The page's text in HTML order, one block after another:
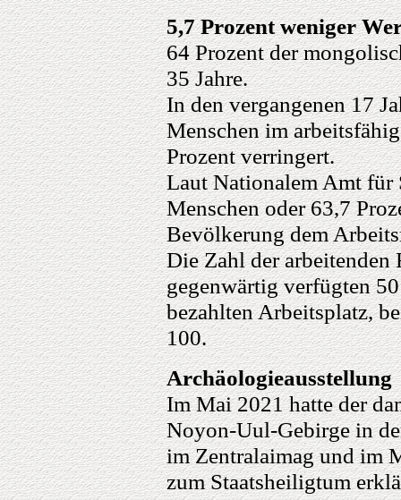
5,7 Prozent weniger
64 Prozent der
35 Jahre.
In den vergangenen 17
Menschen im
Prozent verringert.
Laut Nationalem Amt
Menschen oder 63,7
Bevölkerung dem
Die Zahl der arbeitenden
gegenwärtig verfügten
bezahlten Arbeitsplatz,
100.
Archäologieausstellung
Im Mai 2021 hatte der
Noyon-Uul-Gebirge in
im Zentralaimag und im
zum Staatsheiligtum